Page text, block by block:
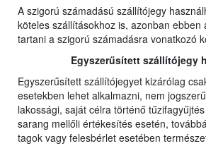
A szigorú számadású szállítójegy
köteles szállításokhoz is, azonban ebben
tartani a szigorú számadásra vonatkozó
Egyszerűsített szállítójegy
Egyszerűsített szállítójegyet kizárólag
esetekben lehet alkalmazni, nem
lakossági, saját célra történő
sarang mellőli értékesítés esetén,
tagok vagy felesbérlet esetében